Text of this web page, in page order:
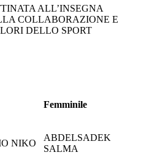
ALL’INSEGNA
COLLABORAZIONE E
DELLO SPORT
Femminile
NIKO
ABDELSADEK
SALMA